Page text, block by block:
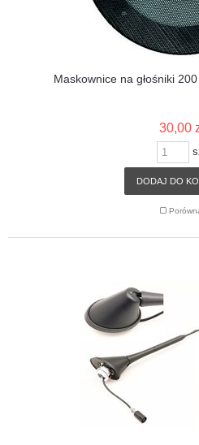
Maskownice na głośniki
30,00
DODAJ DO